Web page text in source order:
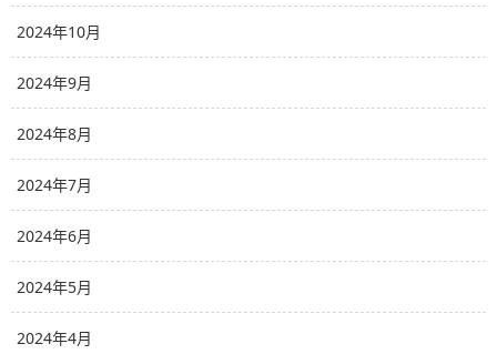
2024年10月
2024年9月
2024年8月
2024年7月
2024年6月
2024年5月
2024年4月